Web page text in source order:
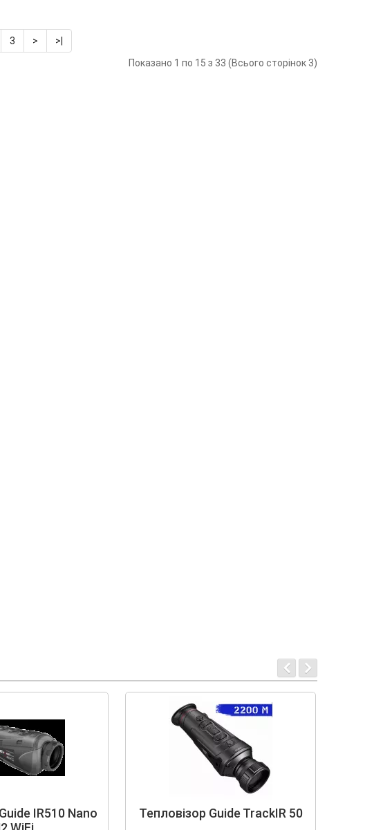
3 >
>|
Показано 1 по 15 з 33 (Всього сторінок 3)
IR510 Nano
Тепловізор Guide TrackIR 50